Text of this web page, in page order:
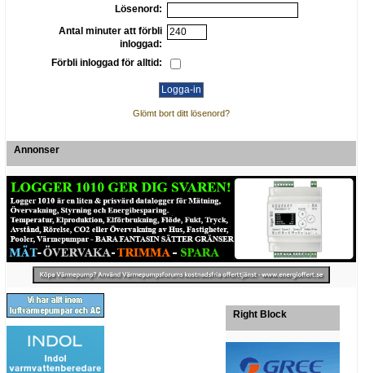
Lösenord:
Antal minuter att förbli
inloggad:
Förbli inloggad för alltid:
Glömt bort ditt lösenord?
Annonser
Right Block